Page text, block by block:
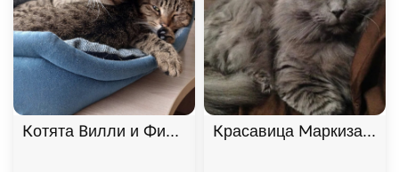
Котята Вилли и Филя ищут дом. В дар!, Табби,
Красавица Маркиза